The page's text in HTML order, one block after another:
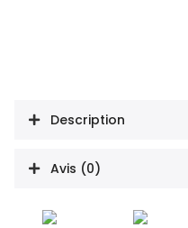
Description
Avis (0)